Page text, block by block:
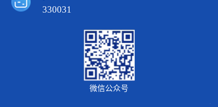
330031
微信公众号